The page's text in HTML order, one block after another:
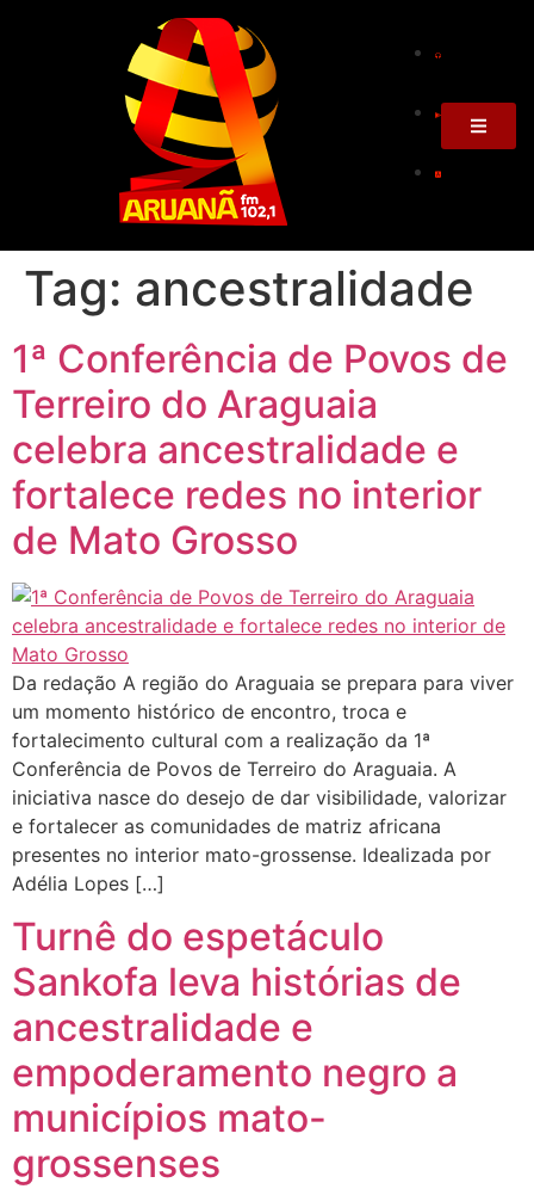
Tag: ancestralidade
1ª Conferência de Povos de
Terreiro do Araguaia
celebra ancestralidade e
fortalece redes no interior
de Mato Grosso
Da redação A região do Araguaia se prepara para viver
um momento histórico de encontro, troca e
fortalecimento cultural com a realização da 1ª
Conferência de Povos de Terreiro do Araguaia. A
iniciativa nasce do desejo de dar visibilidade, valorizar
e fortalecer as comunidades de matriz africana
presentes no interior mato-grossense. Idealizada por
Adélia Lopes […]
Turnê do espetáculo
Sankofa leva histórias de
ancestralidade e
empoderamento negro a
municípios mato-
grossenses